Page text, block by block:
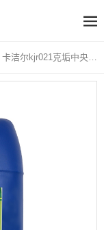
卡洁尔kjr021克垢中央空调管道除垢剂换热器冷凝器清洗剂